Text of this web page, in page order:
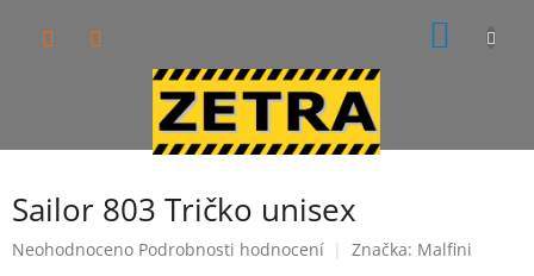
Sailor 803 Tričko unisex
Průměrné
Neohodnoceno Podrobnosti hodnocení Značka: Malfini